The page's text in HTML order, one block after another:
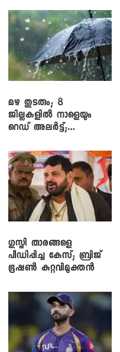
മഴ തുടരും; 8
ജില്ലകളിൽ നാളെയും
റെഡ് അലർട്ട്;
അലർട്ട്
​ഗുസ്തി താരങ്ങളെ
പീഡിപ്പിച്ച കേസ്; ബ്രിജ്
ഭൂഷൺ കുറ്റവിമുക്തൻ